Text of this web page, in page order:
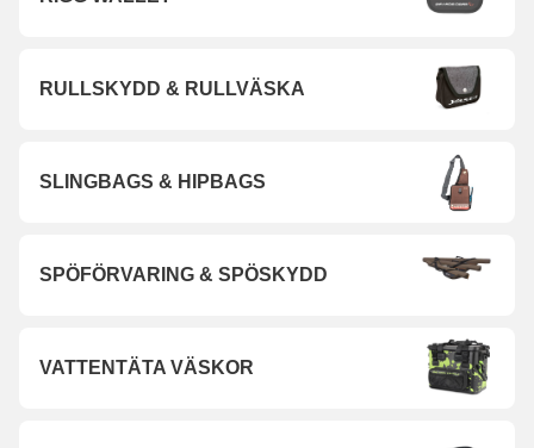
RULLSKYDD & RULLVÄSKA
SLINGBAGS & HIPBAGS
SPÖFÖRVARING & SPÖSKYDD
VATTENTÄTA VÄSKOR